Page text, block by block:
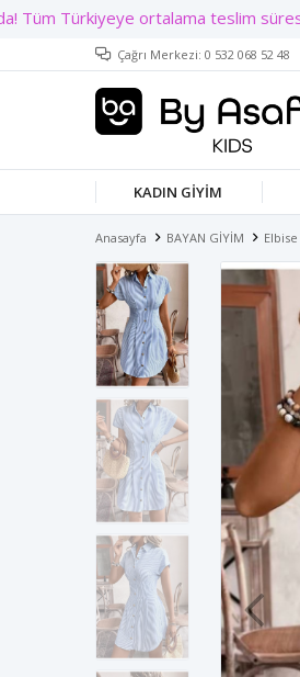
Çağrı Merkezi: 0 532 068 52 48
KADIN GIYIM
Anasayfa BAYAN GİYİM Elbise